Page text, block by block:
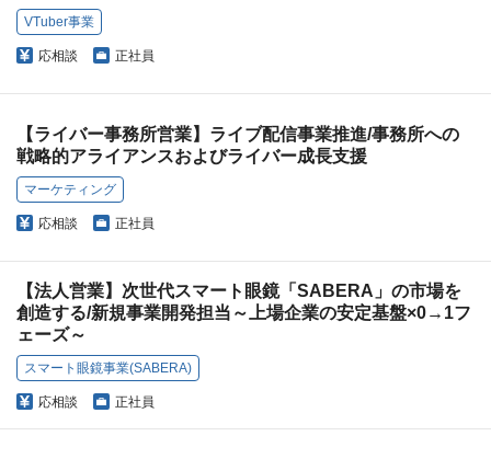
VTuber事業
応相談 正社員
【ライバー事務所営業】ライブ配信事業推進/事務所への
戦略的アライアンスおよびライバー成長支援
マーケティング
応相談 正社員
【法人営業】次世代スマート眼鏡「SABERA」の市場を
創造する/新規事業開発担当～上場企業の安定基盤×0→1フ
ェーズ～
スマート眼鏡事業(SABERA)
応相談 正社員